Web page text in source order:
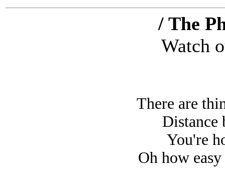
/ The
Watch
There are
Distance
You're
Oh how